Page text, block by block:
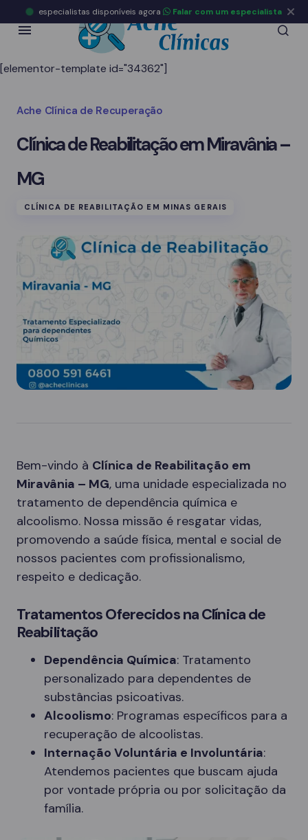
[elementor-template id="34362"]
Ache Clínica de Recuperação
Clínica de Reabilitação em Miravânia –
MG
CLÍNICA DE REABILITAÇÃO EM MINAS GERAIS
Bem-vindo à Clínica de Reabilitação em
Miravânia – MG, uma unidade especializada no
tratamento de dependência química e
alcoolismo. Nossa missão é resgatar vidas,
promovendo a saúde física, mental e social de
nossos pacientes com profissionalismo,
respeito e dedicação.
Tratamentos Oferecidos na Clínica de
Reabilitação
Dependência Química: Tratamento
personalizado para dependentes de
substâncias psicoativas.
Alcoolismo: Programas específicos para a
recuperação de alcoolistas.
Internação Voluntária e Involuntária:
Atendemos pacientes que buscam ajuda
por vontade própria ou por solicitação da
família.
especialistas disponíveis agora Falar com um especialista